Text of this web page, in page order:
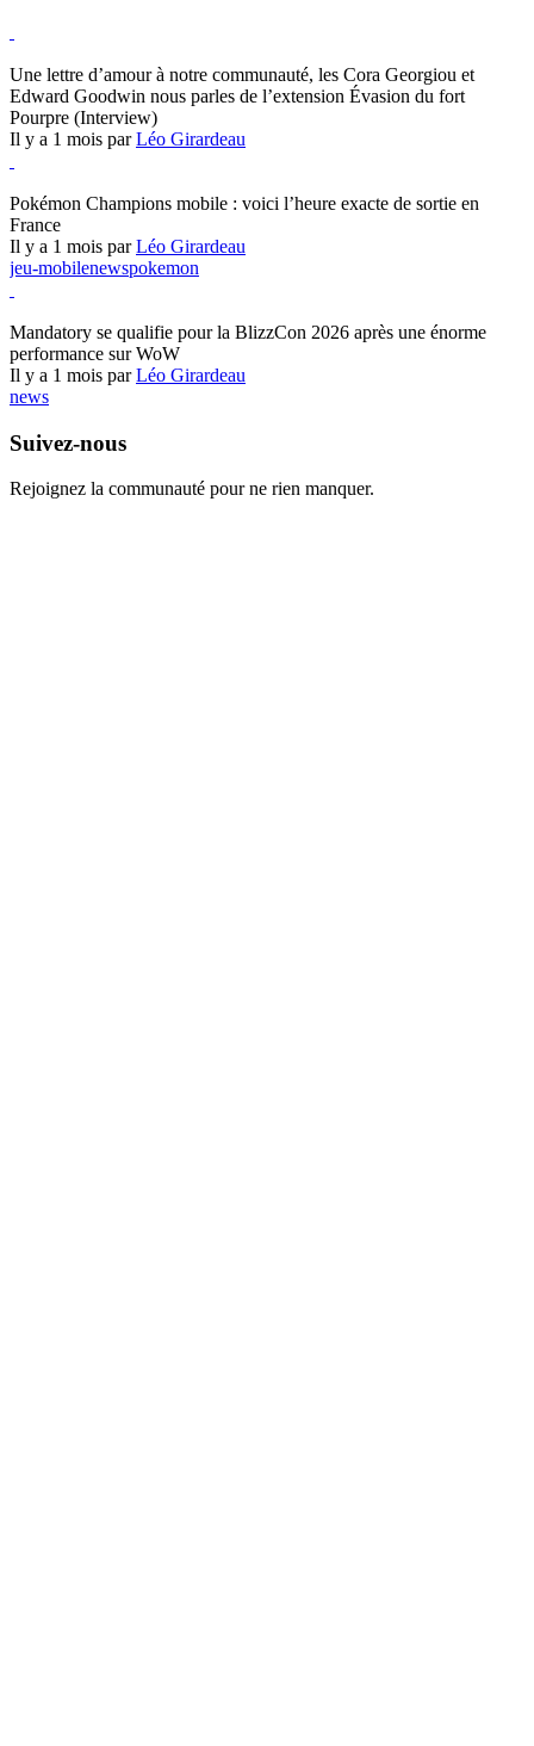
Une lettre d’amour à notre communauté, les Cora Georgiou et
Edward Goodwin nous parles de l’extension Évasion du fort
Pourpre (Interview)
Il y a 1 mois parLéo Girardeau
Pokémon Champions mobile : voici l’heure exacte de sortie en
France
Il y a 1 mois parLéo Girardeau
jeu-mobilenewspokemon
Mandatory se qualifie pour la BlizzCon 2026 après une énorme
performance sur WoW
Il y a 1 mois parLéo Girardeau
news
Suivez-nous
Rejoignez la communauté pour ne rien manquer.